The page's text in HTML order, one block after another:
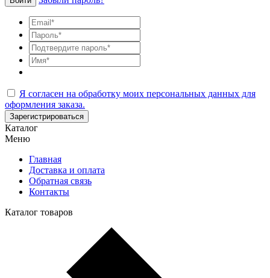
Я согласен на обработку моих персональных данных для
оформления заказа.
Зарегистрироваться
Каталог
Меню
Главная
Доставка и оплата
Обратная связь
Контакты
Каталог товаров